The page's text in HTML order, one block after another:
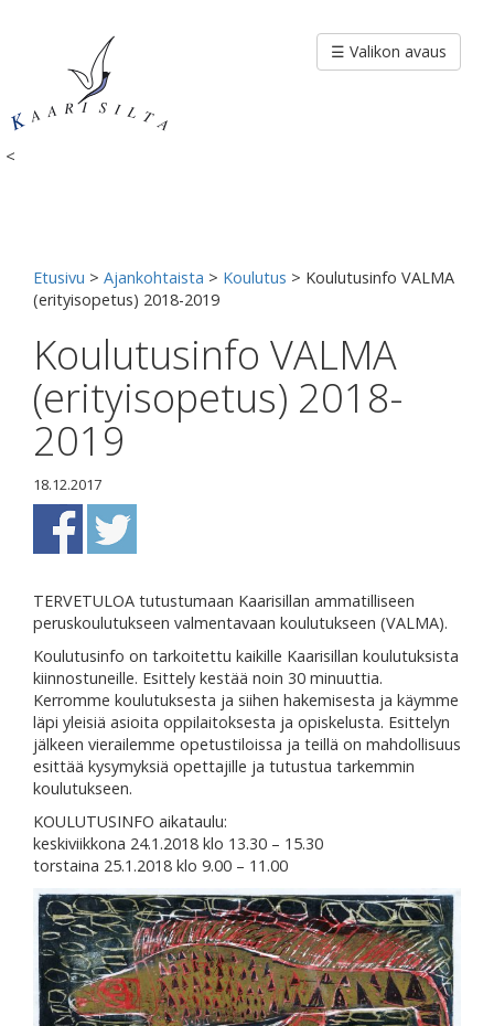
<
☰ Valikon avaus
Etusivu > Ajankohtaista > Koulutus > Koulutusinfo VALMA
(erityisopetus) 2018-2019
Koulutusinfo VALMA
(erityisopetus) 2018-
2019
18.12.2017
TERVETULOA tutustumaan Kaarisillan ammatilliseen
peruskoulutukseen valmentavaan koulutukseen (VALMA).
Koulutusinfo on tarkoitettu kaikille Kaarisillan koulutuksista
kiinnostuneille. Esittely kestää noin 30 minuuttia.
Kerromme koulutuksesta ja siihen hakemisesta ja käymme
läpi yleisiä asioita oppilaitoksesta ja opiskelusta. Esittelyn
jälkeen vierailemme opetustiloissa ja teillä on mahdollisuus
esittää kysymyksiä opettajille ja tutustua tarkemmin
koulutukseen.
KOULUTUSINFO aikataulu:
keskiviikkona 24.1.2018 klo 13.30 – 15.30
torstaina 25.1.2018 klo 9.00 – 11.00